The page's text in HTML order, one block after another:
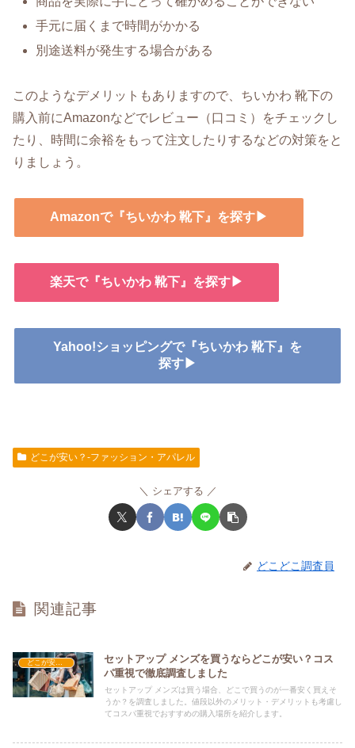
手元に届くまで時間がかかる
別途送料が発生する場合がある
このようなデメリットもありますので、ちいかわ 靴下の
購入前にAmazonなどでレビュー（口コミ）をチェックし
たり、時間に余裕をもって注文したりするなどの対策をと
りましょう。
Amazonで『ちいかわ 靴下』を探す▶
楽天で『ちいかわ 靴下』を探す▶
Yahoo!ショッピングで『ちいかわ 靴下』を
探す▶
どこが安い？-ファッション・アパレル
シェアする
どこどこ調査員
関連記事
セットアップ メンズを買うならどこが安い？コス
パ重視で徹底調査しました
セットアップ メンズは買う場合、どこで買うのが一番安く買えそ
うか？を調査しました。値段以外のメリット・デメリットも考慮し
てコスパ重視でおすすめの購入場所を紹介します。